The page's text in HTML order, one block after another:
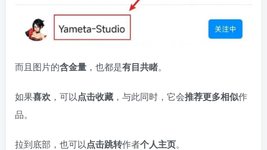
而且图片的含金量 ，也都是有目共睹。
如果喜欢 ，可以点击收藏 ，与此同时，它会推荐更多相似作
品。
拉到底部，也可以点击跳转作者个人主页。